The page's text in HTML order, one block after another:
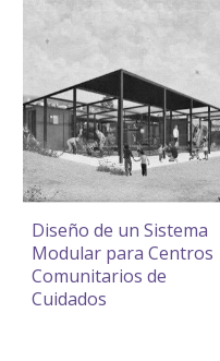
Diseño de un Sistema
Modular para Centros
Comunitarios de
Cuidados